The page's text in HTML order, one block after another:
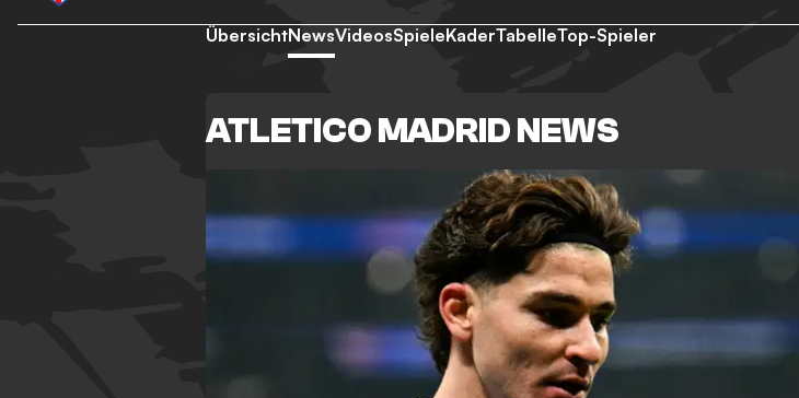
ÜbersichtNewsVideosSpieleKaderTabelleTop-Spieler
ATLETICO MADRID NEWS